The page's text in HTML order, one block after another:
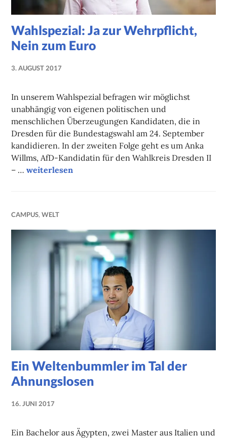
Wahlspezial: Ja zur Wehrpflicht,
Nein zum Euro
3. AUGUST 2017
In unserem Wahlspezial befragen wir möglichst
unabhängig von eigenen politischen und
menschlichen Überzeugungen Kandidaten, die in
Dresden für die Bundestagswahl am 24. September
kandidieren. In der zweiten Folge geht es um Anka
Willms, AfD-Kandidatin für den Wahlkreis Dresden II
– …Wahlspezial: Ja zur Wehrpflicht, Nein zum Euro
weiterlesen
CAMPUS,WELT
Ein Weltenbummler im Tal der
Ahnungslosen
16. JUNI 2017
Ein Bachelor aus Ägypten, zwei Master aus Italien und